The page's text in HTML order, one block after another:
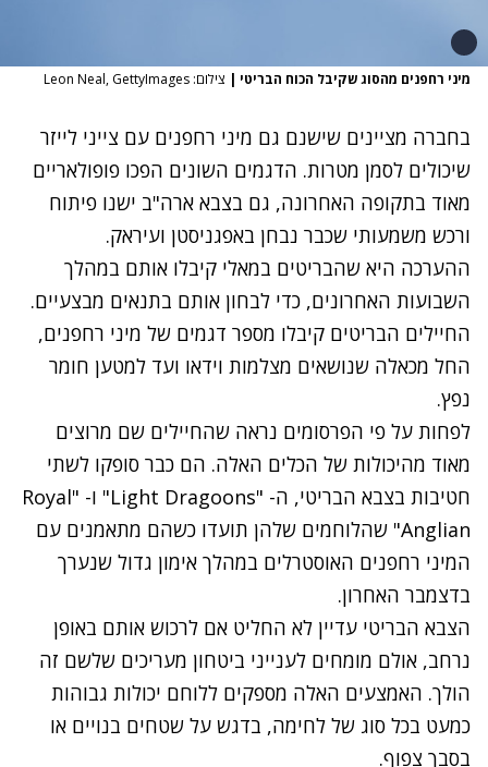
מיני רחפנים מהסוג שקיבל הכוח הבריטי | צילום: Leon Neal, GettyImages
בחברה מציינים שישנם גם מיני רחפנים עם צייני לייזר
שיכולים לסמן מטרות. הדגמים השונים הפכו פופולאריים
מאוד בתקופה האחרונה, גם בצבא ארה"ב ישנו פיתוח
ורכש משמעותי שכבר נבחן באפגניסטן ועיראק.
ההערכה היא שהבריטים במאלי קיבלו אותם במהלך
השבועות האחרונים, כדי לבחון אותם בתנאים מבצעיים.
החיילים הבריטים קיבלו מספר דגמים של מיני רחפנים,
החל מכאלה שנושאים מצלמות וידאו ועד למטען חומר
נפץ.
לפחות על פי הפרסומים נראה שהחיילים שם מרוצים
מאוד מהיכולות של הכלים האלה. הם כבר סופקו לשתי
חטיבות בצבא הבריטי, ה- "Light Dragoons" ו- "Royal
Anglian" שהלוחמים שלהן תועדו כשהם מתאמנים עם
המיני רחפנים האוסטרלים במהלך אימון גדול שנערך
בדצמבר האחרון.
הצבא הבריטי עדיין לא החליט אם לרכוש אותם באופן
נרחב, אולם מומחים לענייני ביטחון מעריכים שלשם זה
הולך. האמצעים האלה מספקים ללוחם יכולות גבוהות
כמעט בכל סוג של לחימה, בדגש על שטחים בנויים או
בסבך צפוף.